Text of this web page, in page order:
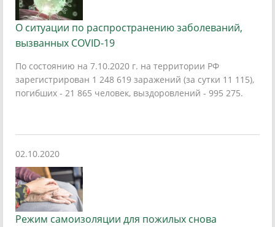
О ситуации по распространению заболеваний,
вызванных COVID-19
По состоянию на 7.10.2020 г. на территории РФ
зарегистрирован 1 248 619 заражений (за сутки 11 115),
погибших - 21 865 человек, выздоровлений - 995 275.
02.10.2020
Режим самоизоляции для пожилых снова